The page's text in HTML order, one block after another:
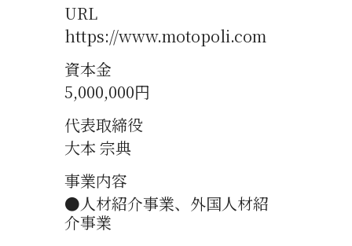
URL
https://www.motopoli.com
資本金
5,000,000円
代表取締役
大本 宗典
事業内容
●人材紹介事業、外国人材紹
介事業